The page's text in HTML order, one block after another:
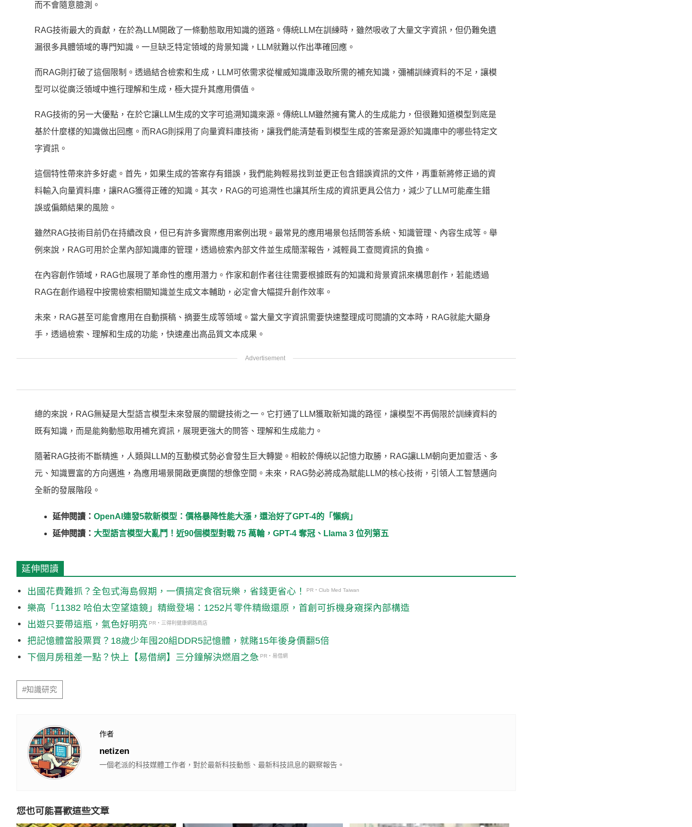
而不會隨意臆測。
RAG技術最大的貢獻，在於為LLM開啟了一條動態取用知識的道路。傳統LLM在訓練時，雖然吸收了大量文字資訊，但仍難免遺
漏很多具體領域的專門知識。一旦缺乏特定領域的背景知識，LLM就難以作出準確回應。
而RAG則打破了這個限制。透過結合檢索和生成，LLM可依需求從權威知識庫汲取所需的補充知識，彌補訓練資料的不足，讓模
型可以從廣泛領域中進行理解和生成，極大提升其應用價值。
RAG技術的另一大優點，在於它讓LLM生成的文字可追溯知識來源。傳統LLM雖然擁有驚人的生成能力，但很難知道模型到底是
基於什麼樣的知識做出回應。而RAG則採用了向量資料庫技術，讓我們能清楚看到模型生成的答案是源於知識庫中的哪些特定文
字資訊。
這個特性帶來許多好處。首先，如果生成的答案存有錯誤，我們能夠輕易找到並更正包含錯誤資訊的文件，再重新將修正過的資
料輸入向量資料庫，讓RAG獲得正確的知識。其次，RAG的可追溯性也讓其所生成的資訊更具公信力，減少了LLM可能產生錯
誤或偏頗結果的風險。
雖然RAG技術目前仍在持續改良，但已有許多實際應用案例出現。最常見的應用場景包括問答系統、知識管理、內容生成等。舉
例來說，RAG可用於企業內部知識庫的管理，透過檢索內部文件並生成簡潔報告，減輕員工查閱資訊的負擔。
在內容創作領域，RAG也展現了革命性的應用潛力。作家和創作者往往需要根據既有的知識和背景資訊來構思創作，若能透過
RAG在創作過程中按需檢索相關知識並生成文本輔助，必定會大幅提升創作效率。
未來，RAG甚至可能會應用在自動撰稿、摘要生成等領域。當大量文字資訊需要快速整理成可閱讀的文本時，RAG就能大顯身
手，透過檢索、理解和生成的功能，快速產出高品質文本成果。
總的來說，RAG無疑是大型語言模型未來發展的關鍵技術之一。它打通了LLM獲取新知識的路徑，讓模型不再侷限於訓練資料的
既有知識，而是能夠動態取用補充資訊，展現更強大的問答、理解和生成能力。
隨著RAG技術不斷精進，人類與LLM的互動模式勢必會發生巨大轉變。相較於傳統以記憶力取勝，RAG讓LLM朝向更加靈活、多
元、知識豐富的方向邁進，為應用場景開啟更廣闊的想像空間。未來，RAG勢必將成為賦能LLM的核心技術，引領人工智慧邁向
全新的發展階段。
延伸閱讀： OpenAI連發5款新模型：價格暴降性能大漲，還治好了GPT-4的「懶病」
延伸閱讀： 大型語言模型大亂鬥！近90個模型對戰 75 萬輪，GPT-4 奪冠、Llama 3 位列第五
延伸閱讀
出國花費難抓？全包式海島假期，一價搞定食宿玩樂，省錢更省心！ PR・Club Med Taiwan
樂高「11382 哈伯太空望遠鏡」精緻登場：1252片零件精緻還原，首創可拆機身窺探內部構造
出遊只要帶這瓶，氣色好明亮 PR・三得利健康網路商店
把記憶體當股票買？18歲少年囤20組DDR5記憶體，就賭15年後身價翻5倍
下個月房租差一點？快上【易借網】三分鐘解決燃眉之急 PR・易借網
#知識研究
作者
netizen
一個老派的科技媒體工作者，對於最新科技動態、最新科技訊息的觀察報告。
您也可能喜歡這些文章